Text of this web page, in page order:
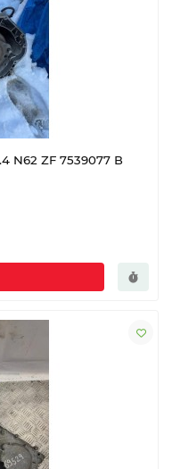
N62 ZF 7539077 В